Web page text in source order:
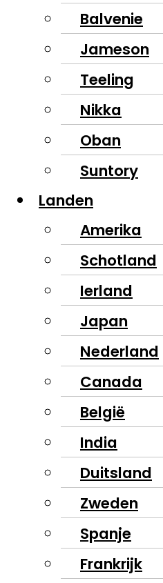
Balvenie
Jameson
Teeling
Nikka
Oban
Suntory
Landen
Amerika
Schotland
Ierland
Japan
Nederland
Canada
België
India
Duitsland
Zweden
Spanje
Frankrijk